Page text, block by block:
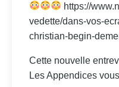
https://
vedette/dans-vos-
christian-begin-
Cette nouvelle
Les Appendices